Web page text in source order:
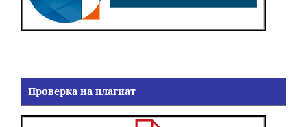
Проверка на плагиат